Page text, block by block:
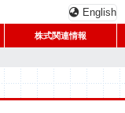
English
株式関連情報